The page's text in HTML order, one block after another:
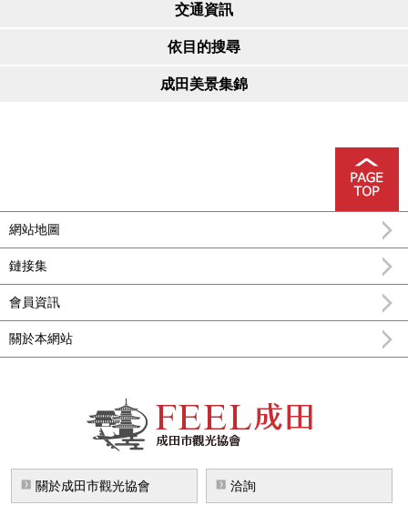
交通資訊
依目的搜尋
成田美景集錦
網站地圖
鏈接集
會員資訊
關於本網站
FEEL成田成田市公式觀光信息
關於成田市觀光協會 洽詢